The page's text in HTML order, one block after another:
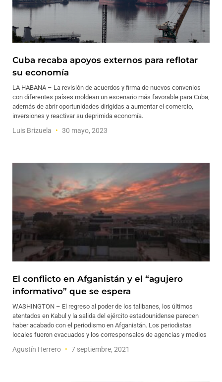
Cuba recaba apoyos externos para reflotar
su economía
LA HABANA – La revisión de acuerdos y firma de nuevos convenios
con diferentes países moldean un escenario más favorable para Cuba,
además de abrir oportunidades dirigidas a aumentar el comercio,
inversiones y reactivar su deprimida economía.
Luis Brizuela 30 mayo, 2023
El conflicto en Afganistán y el “agujero
informativo” que se espera
WASHINGTON – El regreso al poder de los talibanes, los últimos
atentados en Kabul y la salida del ejército estadounidense parecen
haber acabado con el periodismo en Afganistán. Los periodistas
locales fueron evacuados y los corresponsales de agencias y medios
Agustín Herrero 7 septiembre, 2021